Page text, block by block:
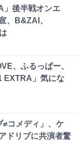
」後半戦オンエ
、B&ZAI、
、ふるっぱー、
EXTRA」気にな
≠コメディ」、ケ
ドリブに共演者驚